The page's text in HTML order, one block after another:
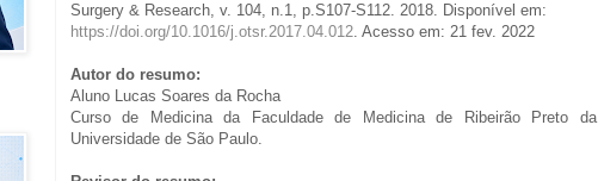
Surgery & Research, v. 104, n.1, p.S107-S112. 2018. Disponível em:
https://doi.org/10.1016/j.otsr.2017.04.012. Acesso em: 21 fev. 2022
Autor do resumo:
Aluno Lucas Soares da Rocha
Curso de Medicina da Faculdade de Medicina de Ribeirão Preto da
Universidade de São Paulo.